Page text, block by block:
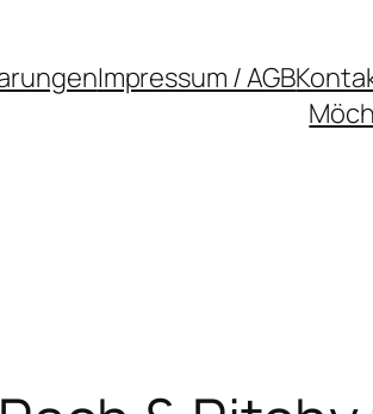
Impressum / AGB